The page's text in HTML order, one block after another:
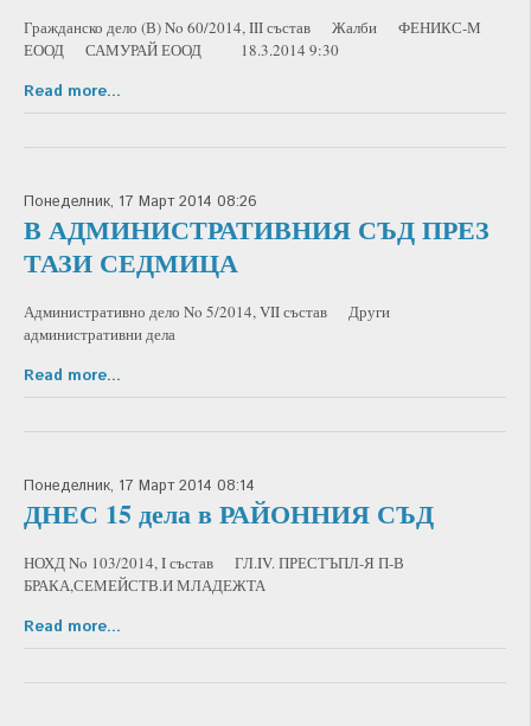
Гражданско дело (В) No 60/2014, III състав Жалби ФЕНИКС-М
ЕООД САМУРАЙ ЕООД 18.3.2014 9:30
Read more...
Понеделник, 17 Март 2014 08:26
В АДМИНИСТРАТИВНИЯ СЪД ПРЕЗ
ТАЗИ СЕДМИЦА
Административно дело No 5/2014, VII състав Други
административни дела
Read more...
Понеделник, 17 Март 2014 08:14
ДНЕС 15 дела в РАЙОННИЯ СЪД
НОХД No 103/2014, I състав ГЛ.IV. ПРЕСТЪПЛ-Я П-В
БРАКА,СЕМЕЙСТВ.И МЛАДЕЖТА
Read more...